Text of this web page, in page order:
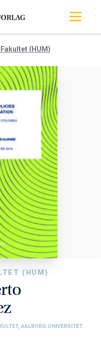
(HUM)
(HUM)
AALBORG UNIVERSITET